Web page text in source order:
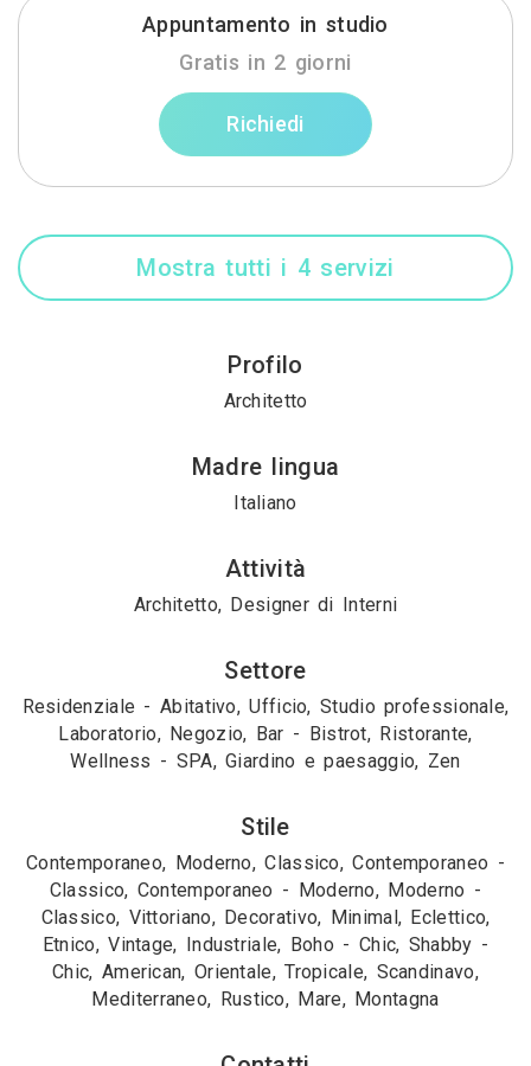
Appuntamento in studio
Gratis in 2 giorni
Richiedi
Mostra tutti i 4 servizi
Profilo
Architetto
Madre lingua
Italiano
Attività
Architetto, Designer di Interni
Settore
Residenziale - Abitativo, Ufficio, Studio professionale,
Laboratorio, Negozio, Bar - Bistrot, Ristorante,
Wellness - SPA, Giardino e paesaggio, Zen
Stile
Contemporaneo, Moderno, Classico, Contemporaneo -
Classico, Contemporaneo - Moderno, Moderno -
Classico, Vittoriano, Decorativo, Minimal, Eclettico,
Etnico, Vintage, Industriale, Boho - Chic, Shabby -
Chic, American, Orientale, Tropicale, Scandinavo,
Mediterraneo, Rustico, Mare, Montagna